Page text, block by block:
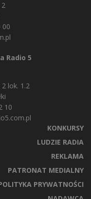
2
00
Radio 5
2 lok. 1.2
10
KONKURSY
LUDZIE RADIA
REKLAMA
PATRONAT MEDIALNY
PRYWATNOŚCI